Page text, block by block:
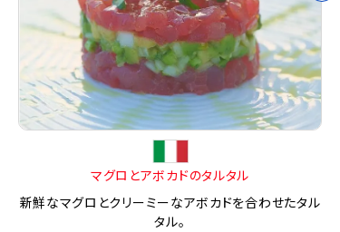
マグロとアボカドのタルタル
新鮮なマグロとクリーミーなアボカドを合わせたタル
タル。